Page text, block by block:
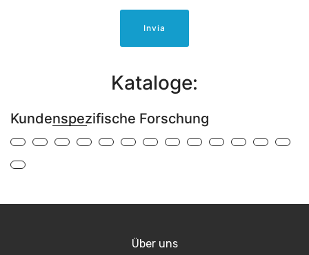
Invia
Kataloge:
Kundenspezifische Forschung
Über uns